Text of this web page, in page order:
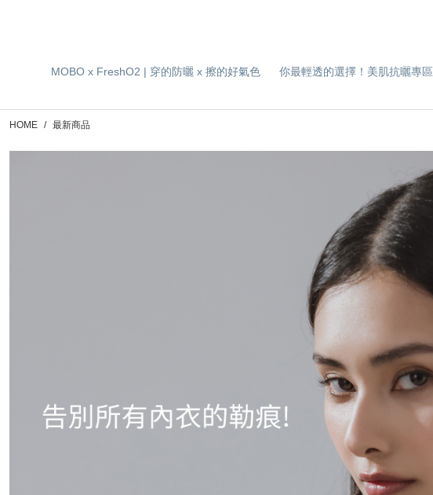
MOBO x FreshO2 | 穿的防曬 x 擦的好氣色 你最輕透的選擇！美肌抗曬專區
HOME 最新商品